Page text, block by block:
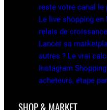
reste votre canal le
Le live shopping
relais de
Lancer sa
autres ? Le vrai
Instagram
acheteurs, étape
SHOP & MARKET